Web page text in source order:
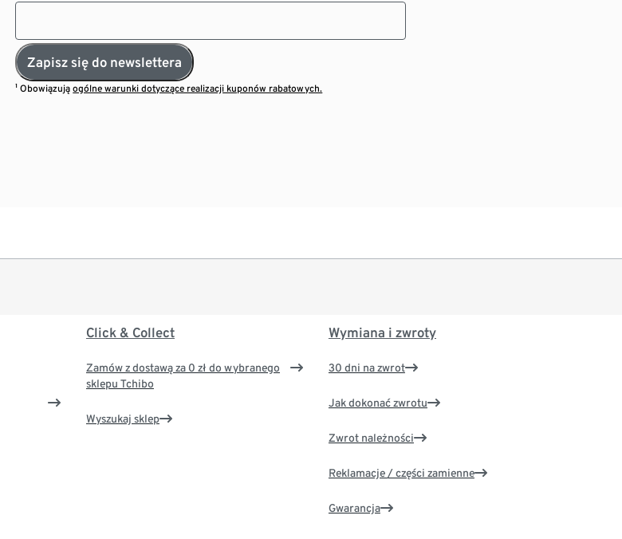
Zapisz się do newslettera
¹ Obowiązująogólne warunki dotyczące realizacji kuponów rabatowych.
Click & Collect
Zamów z dostawą za 0 zł do wybranego
sklepu Tchibo
Wyszukaj sklep
Wymiana i zwroty
30 dni na zwrot
Jak dokonać zwrotu
Zwrot należności
Reklamacje / części zamienne
Gwarancja